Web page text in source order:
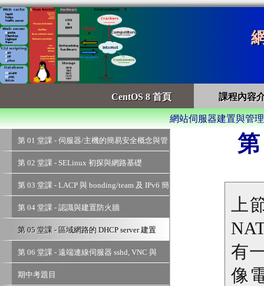
CentOS 8 首頁 課程內容
網站伺服器建置與管
第 01 堂課 - 伺服器/主機的簡易安全概念與管
第 02 堂課 - SELinux 初探與網路基礎
第 03 堂課 - LACP 與 bonding/team 及 IPv6 簡
第 04 堂課 - 認識與建置防火牆
第 05 堂課 - 區域網路的 DHCP server 建置
第 06 堂課 - 遠端連線伺服器 sshd, VNC 與
期中考題目
上
有
像